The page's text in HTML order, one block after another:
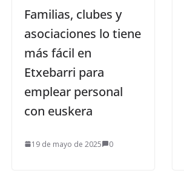
Familias, clubes y
asociaciones lo tiene
más fácil en
Etxebarri para
emplear personal
con euskera
19 de mayo de 2025 0